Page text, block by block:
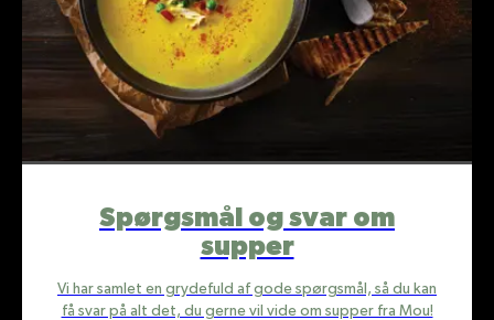
Spørgsmål og svar om
supper
Vi har samlet en grydefuld af gode spørgsmål, så du kan
få svar på alt det, du gerne vil vide om supper fra Mou!